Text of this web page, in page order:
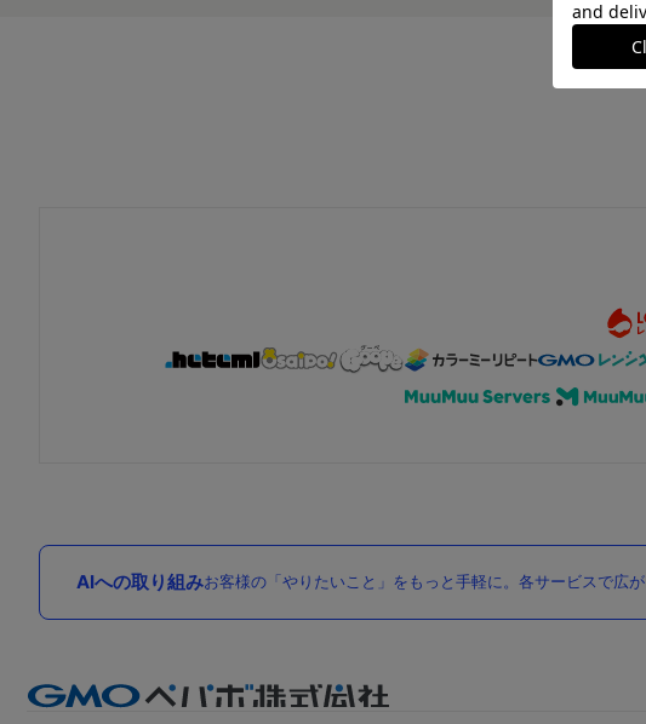
AIへの取り組みお客様の「やりたいこと」をもっと手軽に。各サービスで広